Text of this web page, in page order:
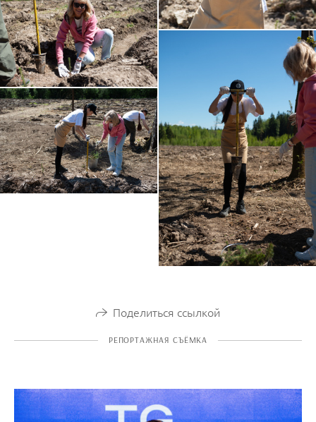
Поделиться ссылкой
РЕПОРТАЖНАЯ СЪЁМКА